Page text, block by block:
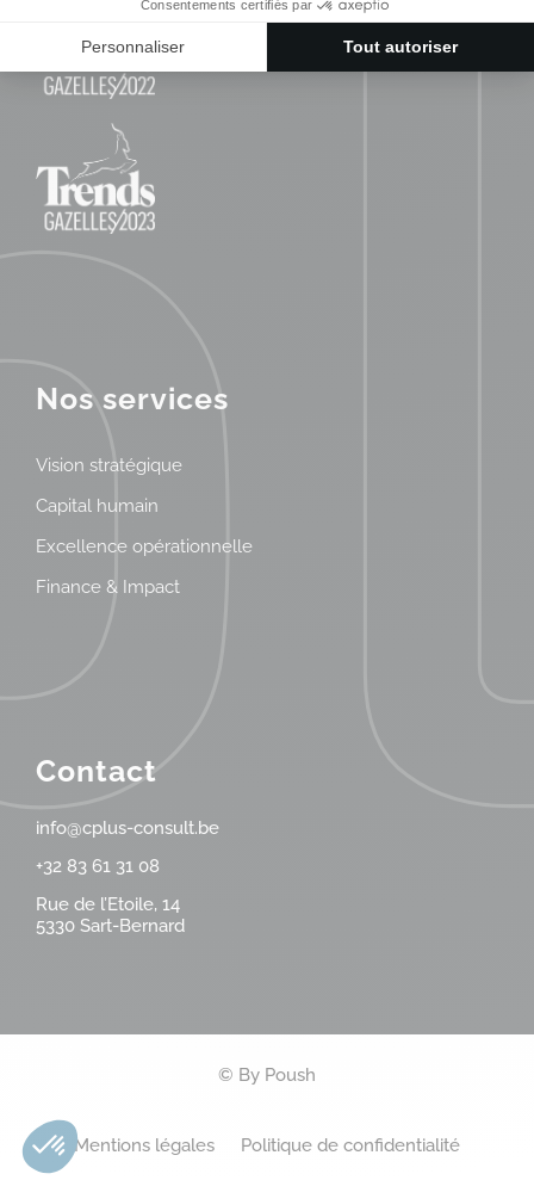
Nos services
Vision stratégique
Capital humain
Excellence opérationnelle
Finance & Impact
Contact
info@cplus-consult.be
+32 83 61 31 08
Rue de l’Etoile, 14
5330 Sart-Bernard
© By Poush
Mentions légales Politique de confidentialité